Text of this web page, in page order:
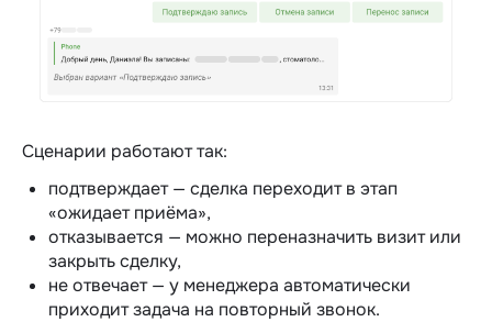
Сценарии работают так:
подтверждает — сделка переходит в этап
«ожидает приёма»,
отказывается — можно переназначить визит или
закрыть сделку,
не отвечает — у менеджера автоматически
приходит задача на повторный звонок.